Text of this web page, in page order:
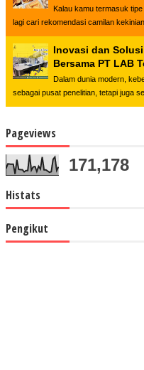
Kalau kamu termasuk
lagi cari rekomendasi camilan
Inovasi dan
Bersama PT LAB
Dalam dunia modern,
sebagai pusat penelitian, tetapi juga
Pageviews
171,178
Histats
Pengikut